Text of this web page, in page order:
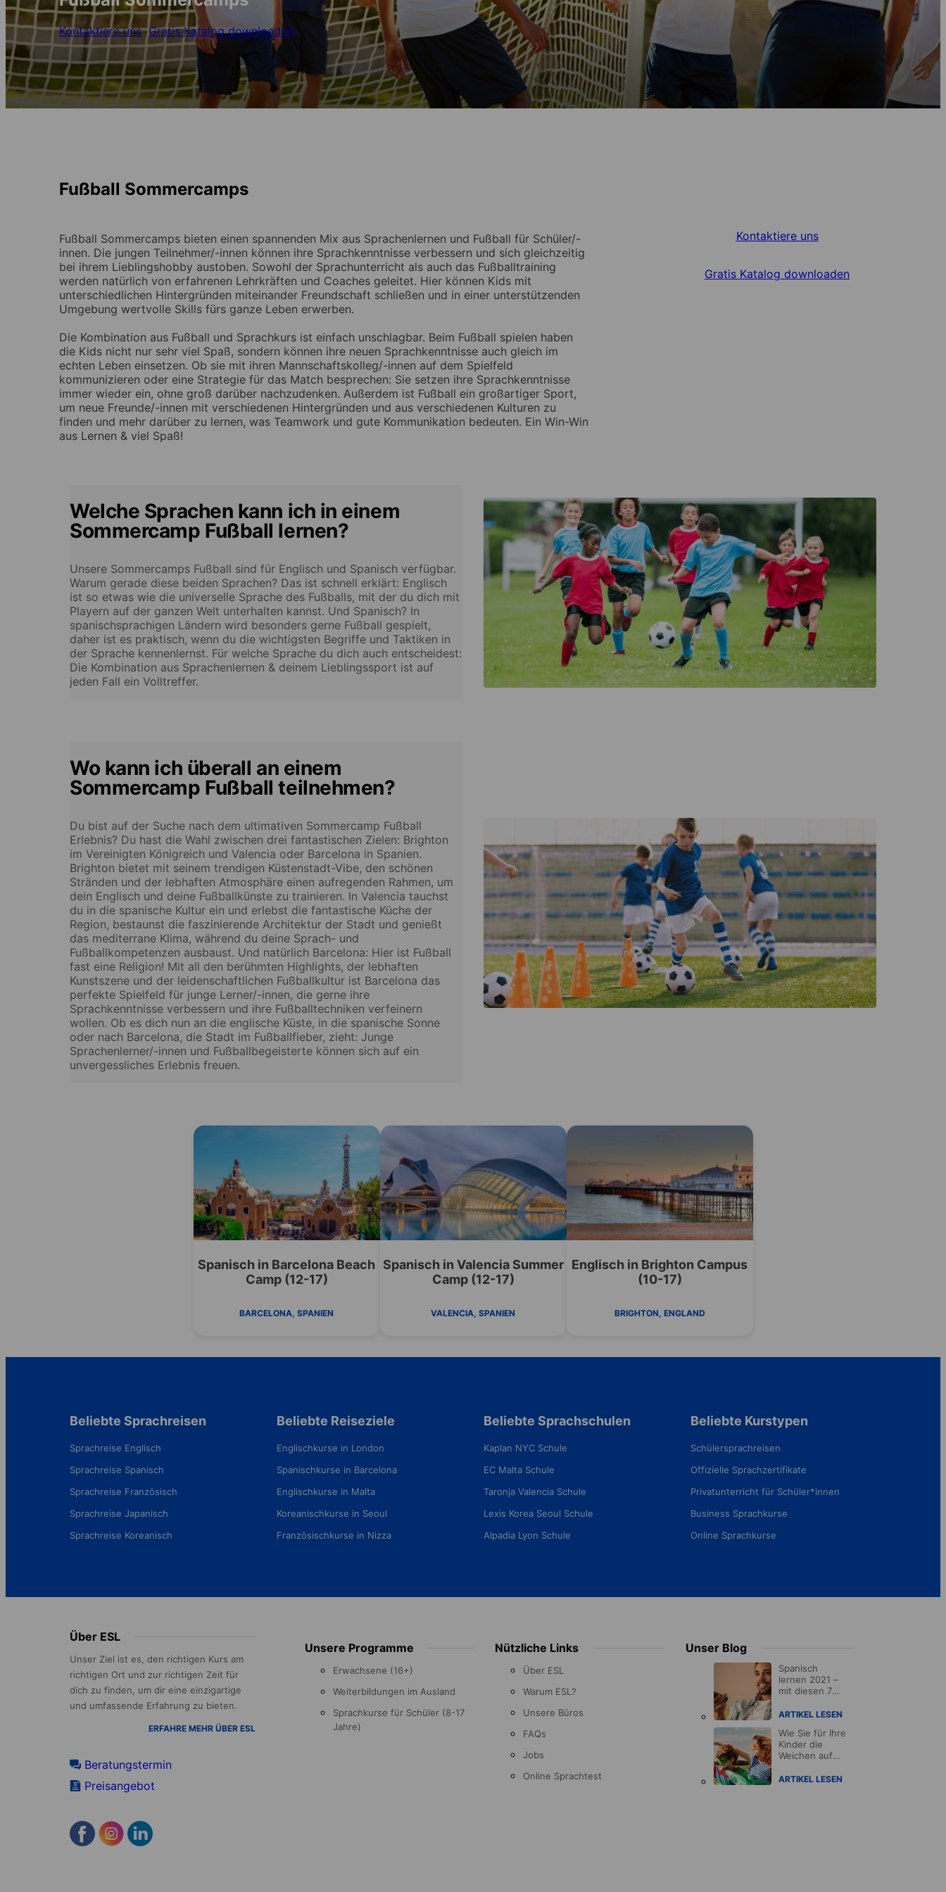
Kontaktiere uns Gratis Katalog downloaden
Fußball Sommercamps
Fußball Sommercamps bieten einen spannenden Mix aus Sprachenlernen und Fußball für Schüler/-
innen. Die jungen Teilnehmer/-innen können ihre Sprachkenntnisse verbessern und sich gleichzeitig
bei ihrem Lieblingshobby austoben. Sowohl der Sprachunterricht als auch das Fußballtraining
werden natürlich von erfahrenen Lehrkräften und Coaches geleitet. Hier können Kids mit
unterschiedlichen Hintergründen miteinander Freundschaft schließen und in einer unterstützenden
Umgebung wertvolle Skills fürs ganze Leben erwerben.
Die Kombination aus Fußball und Sprachkurs ist einfach unschlagbar. Beim Fußball spielen haben
die Kids nicht nur sehr viel Spaß, sondern können ihre neuen Sprachkenntnisse auch gleich im
echten Leben einsetzen. Ob sie mit ihren Mannschaftskolleg/-innen auf dem Spielfeld
kommunizieren oder eine Strategie für das Match besprechen: Sie setzen ihre Sprachkenntnisse
immer wieder ein, ohne groß darüber nachzudenken. Außerdem ist Fußball ein großartiger Sport,
um neue Freunde/-innen mit verschiedenen Hintergründen und aus verschiedenen Kulturen zu
finden und mehr darüber zu lernen, was Teamwork und gute Kommunikation bedeuten. Ein Win-Win
aus Lernen & viel Spaß!
Kontaktiere uns
Gratis Katalog downloaden
Welche Sprachen kann ich in einem
Sommercamp Fußball lernen?
Unsere Sommercamps Fußball sind für Englisch und Spanisch verfügbar.
Warum gerade diese beiden Sprachen? Das ist schnell erklärt: Englisch
ist so etwas wie die universelle Sprache des Fußballs, mit der du dich mit
Playern auf der ganzen Welt unterhalten kannst. Und Spanisch? In
spanischsprachigen Ländern wird besonders gerne Fußball gespielt,
daher ist es praktisch, wenn du die wichtigsten Begriffe und Taktiken in
der Sprache kennenlernst. Für welche Sprache du dich auch entscheidest:
Die Kombination aus Sprachenlernen & deinem Lieblingssport ist auf
jeden Fall ein Volltreffer.
Wo kann ich überall an einem
Sommercamp Fußball teilnehmen?
Du bist auf der Suche nach dem ultimativen Sommercamp Fußball
Erlebnis? Du hast die Wahl zwischen drei fantastischen Zielen: Brighton
im Vereinigten Königreich und Valencia oder Barcelona in Spanien.
Brighton bietet mit seinem trendigen Küstenstadt-Vibe, den schönen
Stränden und der lebhaften Atmosphäre einen aufregenden Rahmen, um
dein Englisch und deine Fußballkünste zu trainieren. In Valencia tauchst
du in die spanische Kultur ein und erlebst die fantastische Küche der
Region, bestaunst die faszinierende Architektur der Stadt und genießt
das mediterrane Klima, während du deine Sprach- und
Fußballkompetenzen ausbaust. Und natürlich Barcelona: Hier ist Fußball
fast eine Religion! Mit all den berühmten Highlights, der lebhaften
Kunstszene und der leidenschaftlichen Fußballkultur ist Barcelona das
perfekte Spielfeld für junge Lerner/-innen, die gerne ihre
Sprachkenntnisse verbessern und ihre Fußballtechniken verfeinern
wollen. Ob es dich nun an die englische Küste, in die spanische Sonne
oder nach Barcelona, die Stadt im Fußballfieber, zieht: Junge
Sprachenlerner/-innen und Fußballbegeisterte können sich auf ein
unvergessliches Erlebnis freuen.
Spanisch in Barcelona Beach
Camp (12-17)
BARCELONA, SPANIEN
Spanisch in Valencia Summer
Camp (12-17)
VALENCIA, SPANIEN
Englisch in Brighton Campus
(10-17)
BRIGHTON, ENGLAND
Beliebte Sprachreisen
Sprachreise Englisch
Sprachreise Spanisch
Sprachreise Französisch
Sprachreise Japanisch
Sprachreise Koreanisch
Beliebte Reiseziele
Englischkurse in London
Spanischkurse in Barcelona
Englischkurse in Malta
Koreanischkurse in Seoul
Französischkurse in Nizza
Beliebte Sprachschulen
Kaplan NYC Schule
EC Malta Schule
Taronja Valencia Schule
Lexis Korea Seoul Schule
Alpadia Lyon Schule
Beliebte Kurstypen
Schülersprachreisen
Offizielle Sprachzertifikate
Privatunterricht für Schüler*innen
Business Sprachkurse
Online Sprachkurse
Über ESL
Unser Ziel ist es, den richtigen Kurs am
richtigen Ort und zur richtigen Zeit für
dich zu finden, um dir eine einzigartige
und umfassende Erfahrung zu bieten.
ERFAHRE MEHR ÜBER ESL
Beratungstermin
Preisangebot
Unsere Programme
Erwachsene (16+)
Weiterbildungen im Ausland
Sprachkurse für Schüler (8-17
Jahre)
Nützliche Links
Über ESL
Warum ESL?
Unsere Büros
FAQs
Jobs
Online Sprachtest
Unser Blog
Spanisch
lernen 2021 –
mit diesen 7
spielend leicht!
ARTIKEL LESEN
Wie Sie für Ihre
Kinder die
Weichen auf
stellen
ARTIKEL LESEN